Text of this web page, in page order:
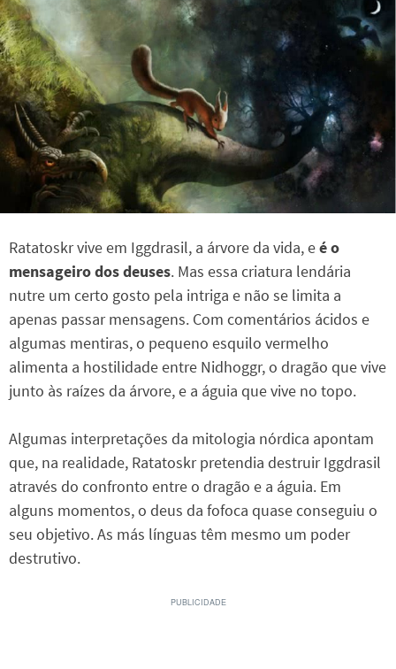
Ratatoskr vive em Iggdrasil, a árvore da vida, eé o
mensageiro dos deuses. Mas essa criatura lendária
nutre um certo gosto pela intriga e não se limita a
apenas passar mensagens. Com comentários ácidos e
algumas mentiras, o pequeno esquilo vermelho
alimenta a hostilidade entre Nidhoggr, o dragão que vive
junto às raízes da árvore, e a águia que vive no topo.
Algumas interpretações da mitologia nórdica apontam
que, na realidade, Ratatoskr pretendia destruir Iggdrasil
através do confronto entre o dragão e a águia. Em
alguns momentos, o deus da fofoca quase conseguiu o
seu objetivo. As más línguas têm mesmo um poder
destrutivo.